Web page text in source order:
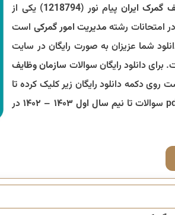
گمرک ایرانپیام نور (1218794) یکی از
امتحانات رشته مدیریت امور گمرکی است
شما عزیزان به صورت رایگان در سایت
برای دانلود رایگان سوالات سازمان وظایف
روی دکمه دانلود رایگان زیر کلیک کرده تا
نیم سال اول ۱۴۰۳ – ۱۴۰۲
در